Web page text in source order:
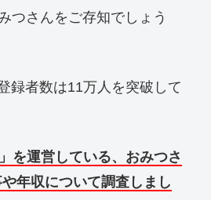
つさんをご存知でしょう
録者数は11万人を突破して
を運営している、おみつさ
年収について調査しまし